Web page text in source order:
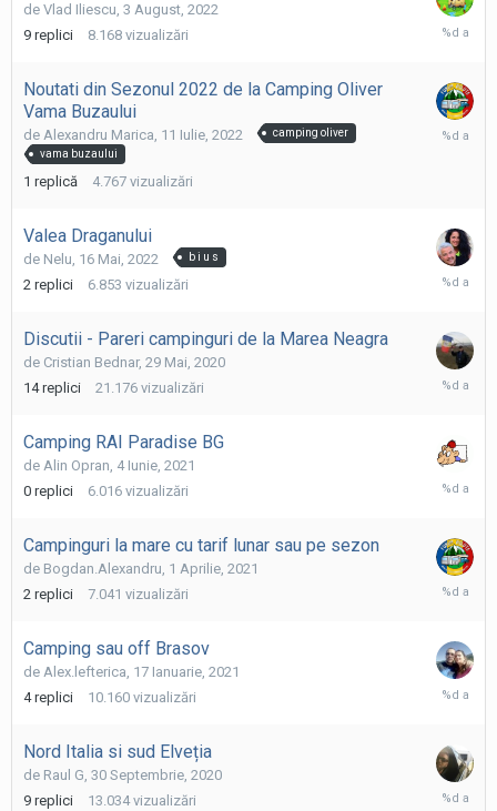
de Vlad Iliescu 3 August, 2022
9 replici 8.168 vizualizări
14
Noutati din Sezonul 2022 de la Camping Oliver
Vama Buzaului
de Alexandru Marica 11 Iulie, 2022
camping oliver
vama buzaului
1 replică 4.767 vizualizări
11
Valea Draganului
de Nelu 16 Mai, 2022 b i u s
2 replici 6.853 vizualizări
18
Discutii - Pareri campinguri de la Marea Neagra
de Cristian Bednar, 29 Mai, 2020
14 replici 21.176 vizualizări
5
Camping RAI Paradise BG
de Alin Opran, 4 Iunie, 2021
0 replici 6.016 vizualizări
4
Campinguri la mare cu tarif lunar sau pe sezon
de Bogdan.Alexandru, 1 Aprilie, 2021
2 replici 7.041 vizualizări
1
Camping sau off Brasov
de Alex.lefterica, 17 Ianuarie, 2021
4 replici 10.160 vizualizări
17
Nord Italia si sud Elveția
de Raul G, 30 Septembrie, 2020
9 replici 13.034 vizualizări
19